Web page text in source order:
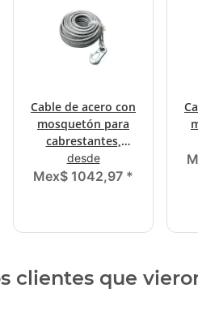
Cable de acero con
mosquetón para
cabrestantes,
diámetro (ø) 7,0 mm
desde
Mex$ 1042,97 *
clientes que